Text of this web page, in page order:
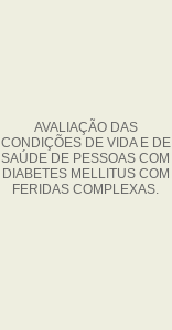
AVALIAÇÃO DAS
CONDIÇÕES DE VIDA E DE
SAÚDE DE PESSOAS COM
DIABETES MELLITUS COM
FERIDAS COMPLEXAS.